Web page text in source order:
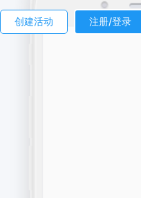
创建活动 注册/登录